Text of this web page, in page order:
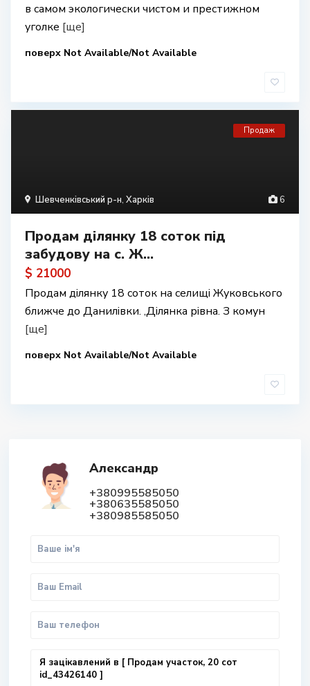
в самом экологически чистом и престижном
уголке [ще]
поверх Not Available/Not Available
6
Шевченківський р-н, Харків
Продаж
Продам ділянку 18 соток під
забудову на с. Ж...
$ 21000
Продам ділянку 18 соток на селищі Жуковського
ближче до Данилівки. ,Ділянка рівна. З комун
[ще]
поверх Not Available/Not Available
Александр
+380995585050
+380635585050
+380985585050